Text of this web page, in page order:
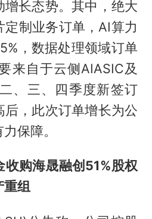
增长态势。其中，绝大
制业务订单，AI算力
，数据处理领域订单
来自于云侧AIASIC及
、三、四季度新签订
，此次订单增长为公
保障。
收购海晟融创51%股权
重组